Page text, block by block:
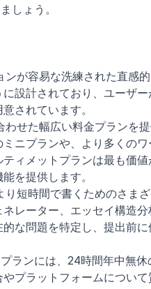
しょう。
が容易な洗練された直感
設計されており、ユーザー
されています。
せた幅広い料金プランを
ニプランや、より多くのワ
ィメットプランは最も価値
を提供します。
短時間で書くためのさまざ
レーター、エッセイ構造分
な問題を特定し、提出前に
ランには、24時間年中無休
プラットフォームについて